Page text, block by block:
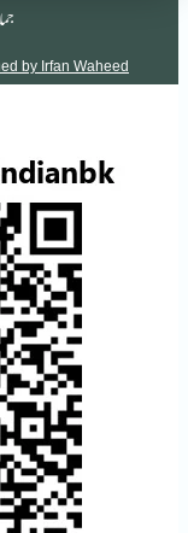
Designed by
Policy